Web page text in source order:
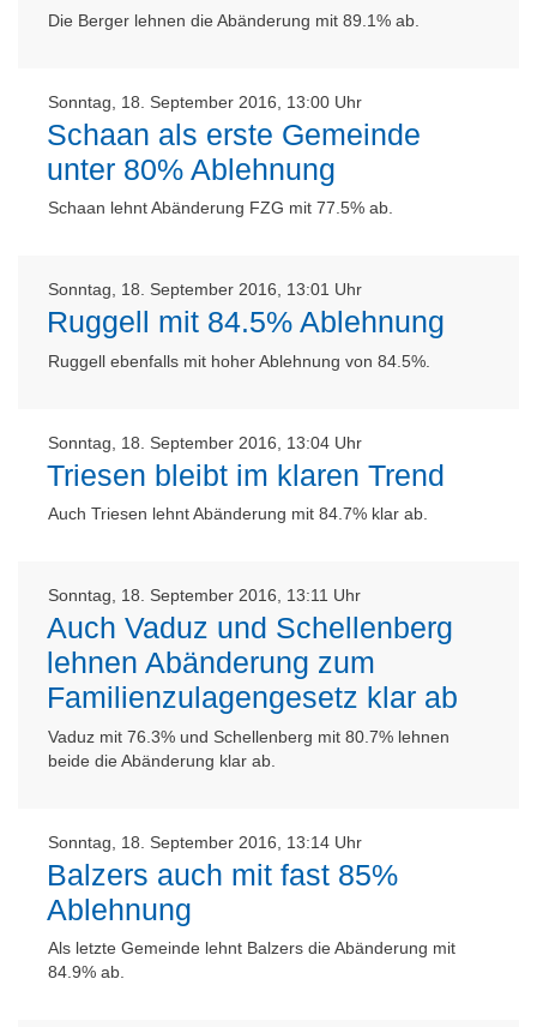
Die Berger lehnen die Abänderung mit 89.1% ab.
Sonntag, 18. September 2016, 13:00 Uhr
Schaan als erste Gemeinde
unter 80% Ablehnung
Schaan lehnt Abänderung FZG mit 77.5% ab.
Sonntag, 18. September 2016, 13:01 Uhr
Ruggell mit 84.5% Ablehnung
Ruggell ebenfalls mit hoher Ablehnung von 84.5%.
Sonntag, 18. September 2016, 13:04 Uhr
Triesen bleibt im klaren Trend
Auch Triesen lehnt Abänderung mit 84.7% klar ab.
Sonntag, 18. September 2016, 13:11 Uhr
Auch Vaduz und Schellenberg
lehnen Abänderung zum
Familienzulagengesetz klar ab
Vaduz mit 76.3% und Schellenberg mit 80.7% lehnen
beide die Abänderung klar ab.
Sonntag, 18. September 2016, 13:14 Uhr
Balzers auch mit fast 85%
Ablehnung
Als letzte Gemeinde lehnt Balzers die Abänderung mit
84.9% ab.